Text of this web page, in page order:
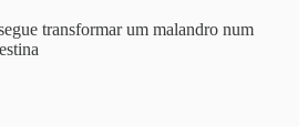
transformar um malandro num